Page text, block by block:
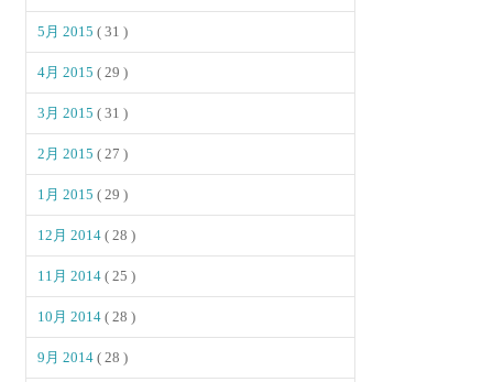
5月 2015( 31 )
4月 2015( 29 )
3月 2015( 31 )
2月 2015( 27 )
1月 2015( 29 )
12月 2014( 28 )
11月 2014( 25 )
10月 2014( 28 )
9月 2014( 28 )